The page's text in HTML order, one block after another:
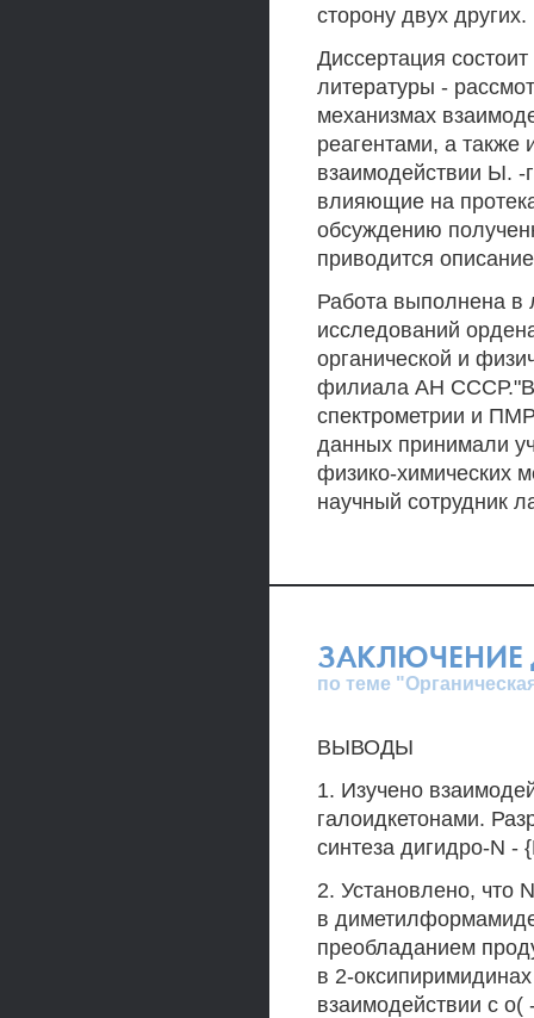
сторону двух других.
Диссертация
литературы -
механизмах
реагентами, а
взаимодействии Ы. -
влияющие на
обсуждению
приводится
Работа выполнена в
исследований
органической и
филиала АН СССР."В
спектрометрии и
данных принимали
физико-химических
научный сотрудник
ЗАКЛЮЧЕНИЕ
по теме
ВЫВОДЫ
1. Изучено
галоидкетонами.
синтеза дигидро-N -
2. Установлено, что
в
преобладанием
в 2-
взаимодействии с о(